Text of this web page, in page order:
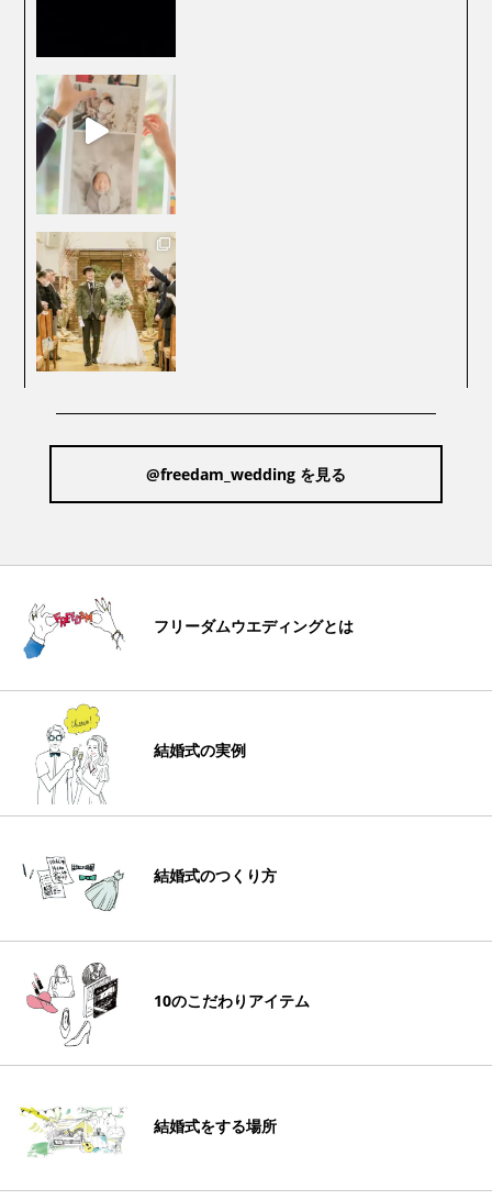
@freedam_wedding を見る
フリーダムウエディングとは
結婚式の実例
結婚式のつくり方
10のこだわりアイテム
結婚式をする場所